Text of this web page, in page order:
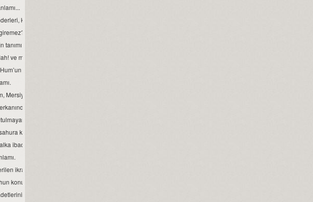
kimlerdir?
ve manası.
önemi
Mersiye, Ağıt, gibi nefeslerin Alevi inancındaki yeri nedir?
dağıtılan suyun manası...
Ramazan’ın bayramını kutlamaları, gerçeği yansıtmıyor.
kalmak yoktur ve matem ayında dikkat edilmesi gereken hususlar.
ibadeti ve semahın konumnu...
ikrarın manası.
konumu, anlam ve önemi…
camide yapmazlar?